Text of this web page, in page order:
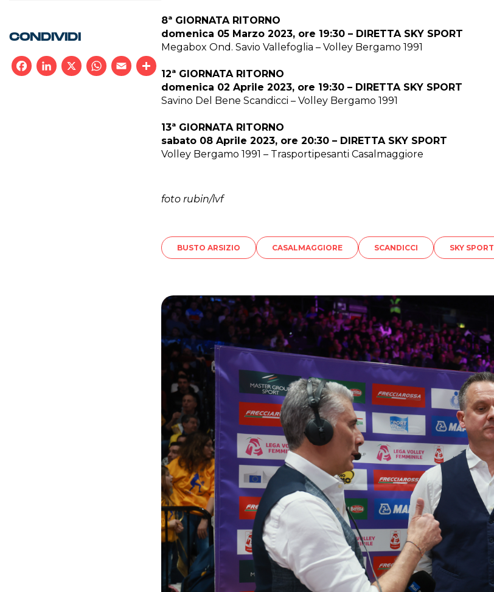
CONDIVIDI
Condividi
8ª GIORNATA RITORNO
domenica 05 Marzo 2023, ore 19:30 – DIRETTA SKY SPORT
Megabox Ond. Savio Vallefoglia – Volley Bergamo 1991
12ª GIORNATA RITORNO
domenica 02 Aprile 2023, ore 19:30 – DIRETTA SKY SPORT
Savino Del Bene Scandicci – Volley Bergamo 1991
13ª GIORNATA RITORNO
sabato 08 Aprile 2023, ore 20:30 – DIRETTA SKY SPORT
Volley Bergamo 1991 – Trasportipesanti Casalmaggiore
foto rubin/lvf
BUSTO ARSIZIO CASALMAGGIORE SCANDICCI SKY SPORT